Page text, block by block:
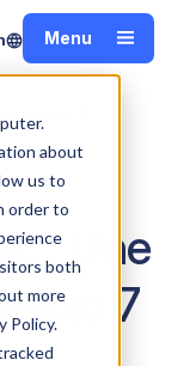
about
us to
order to
both
more
Policy.
Menu
Fermer
à Velixo 7
: Une
7